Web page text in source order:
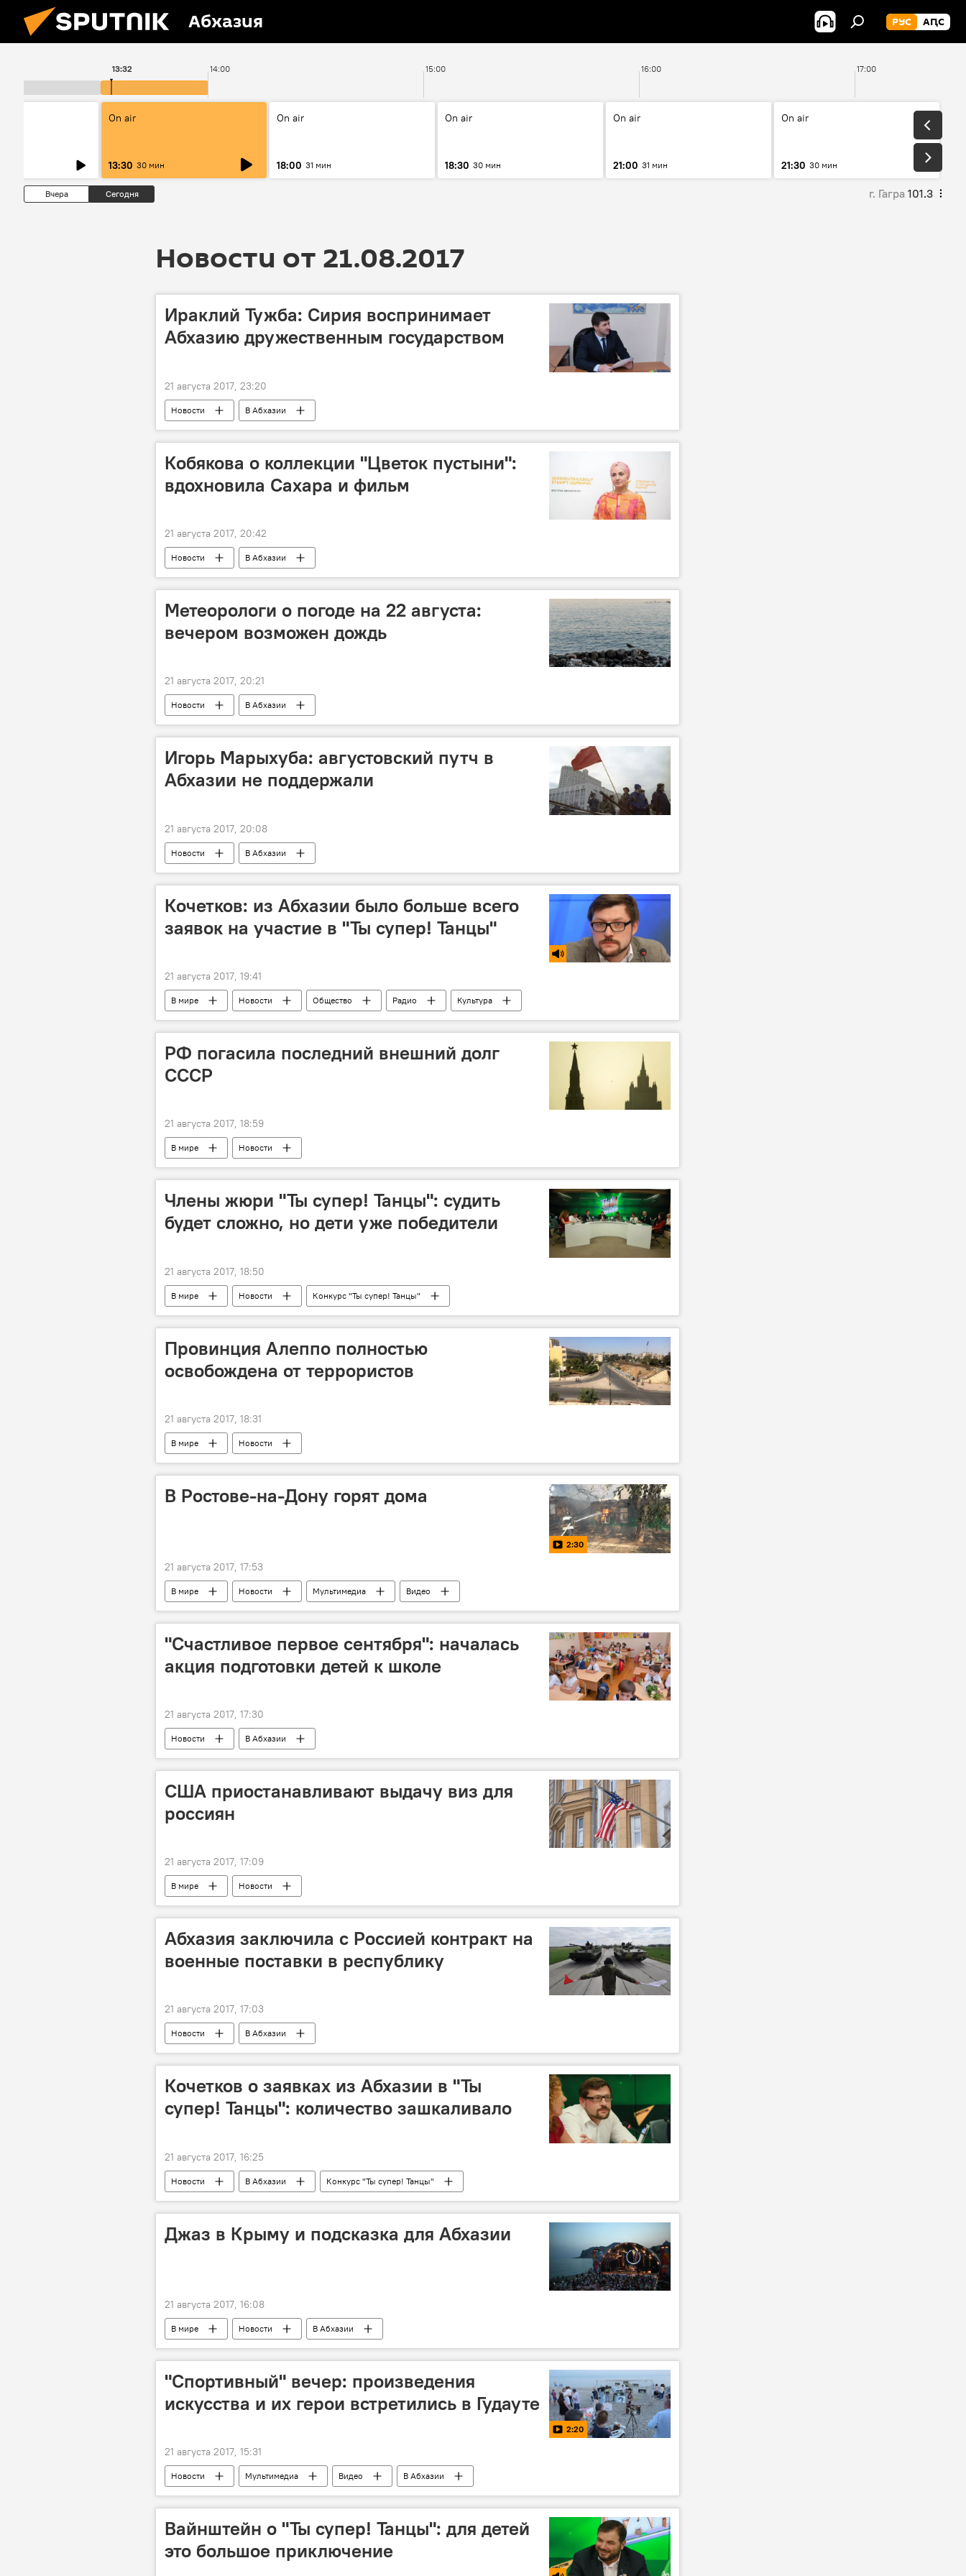
Абхазия РУС АԤС
14:00 15:00 16:00 17:00
13:32
On air
13:30 30 мин
On air
18:00 31 мин
On air
18:30 30 мин
On air
21:00 31 мин
On air
21:30 30 мин
Вчера Сегодня г. Гагра 101.3
Новости от 21.08.2017
Ираклий Тужба: Сирия воспринимает
Абхазию дружественным государством
21 августа 2017, 23:20
Новости В Абхазии
Кобякова о коллекции "Цветок пустыни":
вдохновила Сахара и фильм
21 августа 2017, 20:42
Новости В Абхазии
Метеорологи о погоде на 22 августа:
вечером возможен дождь
21 августа 2017, 20:21
Новости В Абхазии
Игорь Марыхуба: августовский путч в
Абхазии не поддержали
21 августа 2017, 20:08
Новости В Абхазии
Кочетков: из Абхазии было больше всего
заявок на участие в "Ты супер! Танцы"
21 августа 2017, 19:41
В мире Новости Общество Радио
Культура
Конкурс "Ты супер! Танцы"
РФ погасила последний внешний долг
СССР
21 августа 2017, 18:59
В мире Новости
Члены жюри "Ты супер! Танцы": судить
будет сложно, но дети уже победители
21 августа 2017, 18:50
В мире Новости Конкурс "Ты супер! Танцы"
Провинция Алеппо полностью
освобождена от террористов
21 августа 2017, 18:31
В мире Новости
В Ростове-на-Дону горят дома
2:30
21 августа 2017, 17:53
В мире Новости Мультимедиа Видео
"Счастливое первое сентября": началась
акция подготовки детей к школе
21 августа 2017, 17:30
Новости В Абхазии
США приостанавливают выдачу виз для
россиян
21 августа 2017, 17:09
В мире Новости
Абхазия заключила с Россией контракт на
военные поставки в республику
21 августа 2017, 17:03
Новости В Абхазии
Кочетков о заявках из Абхазии в "Ты
супер! Танцы": количество зашкаливало
21 августа 2017, 16:25
Новости В Абхазии Конкурс "Ты супер! Танцы"
Джаз в Крыму и подсказка для Абхазии
21 августа 2017, 16:08
В мире Новости В Абхазии
"Спортивный" вечер: произведения
искусства и их герои встретились в Гудауте
2:20
21 августа 2017, 15:31
Новости Мультимедиа Видео В Абхазии
Вайнштейн о "Ты супер! Танцы": для детей
это большое приключение